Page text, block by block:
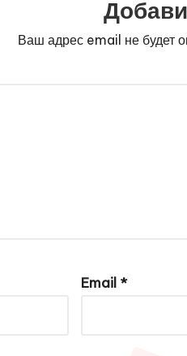
Ваш адрес email не будет
Email *